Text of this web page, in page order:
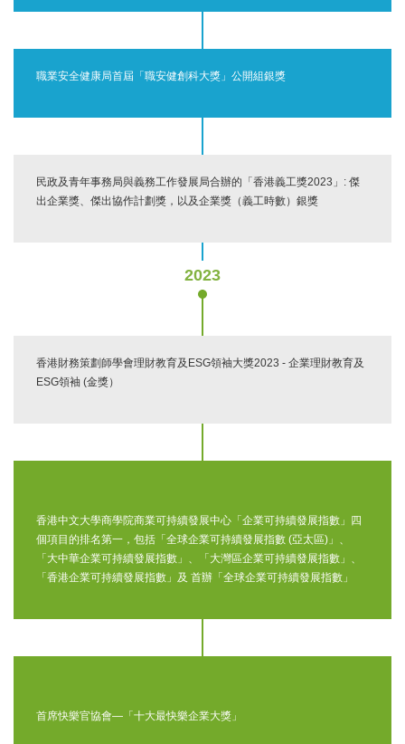
職業安全健康局首屆「職安健創科大獎」公開組銀獎
民政及青年事務局與義務工作發展局合辦的「香港義工獎2023」: 傑
出企業獎、傑出協作計劃獎，以及企業獎（義工時數）銀獎
2023
香港財務策劃師學會理財教育及ESG領袖大獎2023 - 企業理財教育及
ESG領袖 (金獎）
香港中文大學商學院商業可持續發展中心「企業可持續發展指數」四
個項目的排名第一，包括「全球企業可持續發展指數 (亞太區)」、
「大中華企業可持續發展指數」、「大灣區企業可持續發展指數」、
「香港企業可持續發展指數」及 首辦「全球企業可持續發展指數」
首席快樂官協會—「十大最快樂企業大獎」